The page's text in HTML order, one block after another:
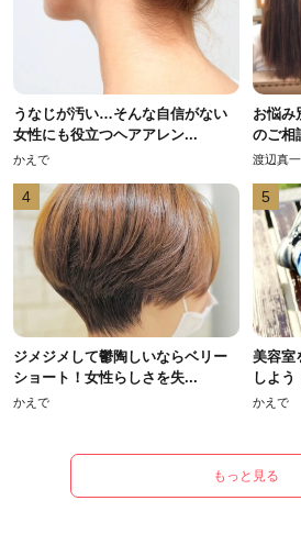
うなじが汚い…そんな自信がない
女性にも役立つヘアアレン...
かえで
お悩み
のご相
渡辺真一
4
ジメジメして鬱陶しいならベリー
ショート！女性らしさを失...
かえで
5
美容室
しよう
かえで
もっと見る